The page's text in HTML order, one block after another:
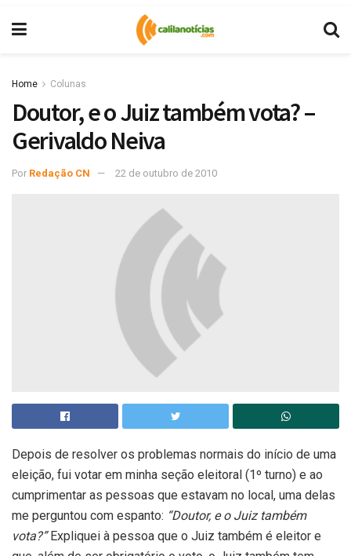
Home Colunas
Doutor, e o Juiz também vota? –
Gerivaldo Neiva
Por Redação CN 22 de outubro de 2010
Depois de resolver os problemas normais do início de uma
eleição, fui votar em minha seção eleitoral (1º turno) e ao
cumprimentar as pessoas que estavam no local, uma delas
me perguntou com espanto: “Doutor, e o Juiz também
vota?”Expliquei à pessoa que o Juiz também é eleitor e